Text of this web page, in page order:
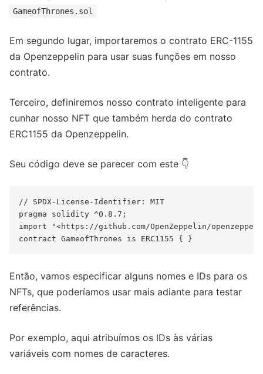
GameofThrones.sol
Em segundo lugar, importaremos o contrato ERC-1155
da Openzeppelin para usar suas funções em nosso
contrato.
Terceiro, definiremos nosso contrato inteligente para
cunhar nosso NFT que também herda do contrato
ERC1155 da Openzeppelin.
Seu código deve se parecer com este 👇
// SPDX-License-Identifier: MIT
pragma solidity ^0.8.7;
import "<https://github.com/OpenZeppelin/
Então, vamos especificar alguns nomes e IDs para os
NFTs, que poderíamos usar mais adiante para testar
referências.
Por exemplo, aqui atribuímos os IDs às várias
variáveis com nomes de caracteres.